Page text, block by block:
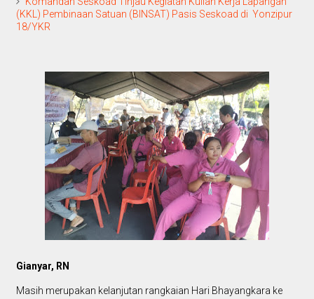
(KKL) Pembinaan Satuan (BINSAT) Pasis Seskoad di Yonzipur
18/YKR
Gianyar, RN
Masih merupakan kelanjutan rangkaian Hari Bhayangkara ke